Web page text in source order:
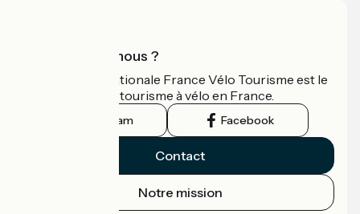
Qui sommes-nous ?
L'association nationale France Vélo Tourisme est le
guide officiel du tourisme à vélo en France.
Instagram Facebook
Contact
Notre mission